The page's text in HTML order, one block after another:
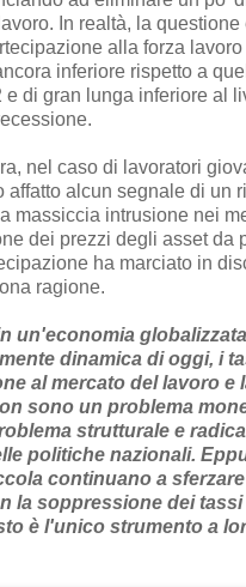
In realtà, la
alla forza
inferiore rispetto a
e di gran lunga inferiore al
nel caso di lavoratori
affatto alcun segnale di un
massiccia intrusione nei
dei prezzi degli asset da
ha marciato in
ragione.
un'economia
dinamica di oggi, i
al mercato del lavoro e
sono un problema
strutturale e
politiche nazionali.
continuano a
la soppressione dei
è l'unico strumento a